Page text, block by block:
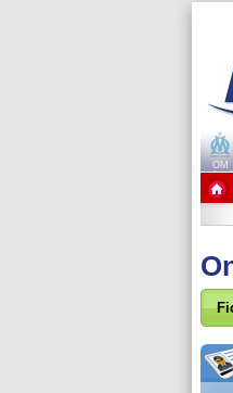
OM
+ de